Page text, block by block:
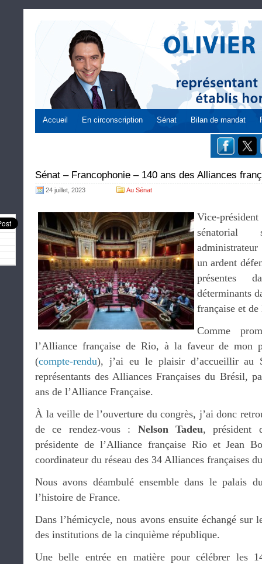
Accueil En circonscription Sénat Bilan de mandat
Sénat – Francophonie – 140 ans des Alliances
24 juillet, 2023 Au Sénat
Vice-
sénatorial
un ardent
présentes
déterminants
française et
Comme
l’Alliance française de Rio, à la faveur de mon
(compte-rendu), j’ai eu le plaisir d’accueillir au
représentants des Alliances Françaises du Brésil,
ans de l’Alliance Française.
À la veille de l’ouverture du congrès, j’ai donc
de ce rendez-vous : Nelson Tadeu, président
présidente de l’Alliance française Rio et Jean
coordinateur du réseau des 34 Alliances françaises
Nous avons déambulé ensemble dans le palais
l’histoire de France.
Dans l’hémicycle, nous avons ensuite échangé sur
des institutions de la cinquième république.
Une belle entrée en matière pour célébrer les